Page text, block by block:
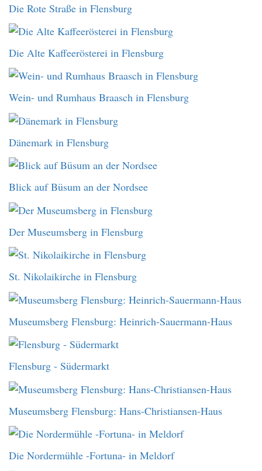
Die Rote Straße in Flensburg
Die Alte Kaffeerösterei in Flensburg
Wein- und Rumhaus Braasch in Flensburg
Dänemark in Flensburg
Blick auf Büsum an der Nordsee
Der Museumsberg in Flensburg
St. Nikolaikirche in Flensburg
Museumsberg Flensburg: Heinrich-Sauermann-Haus
Flensburg - Südermarkt
Museumsberg Flensburg: Hans-Christiansen-Haus
Die Nordermühle -Fortuna- in Meldorf